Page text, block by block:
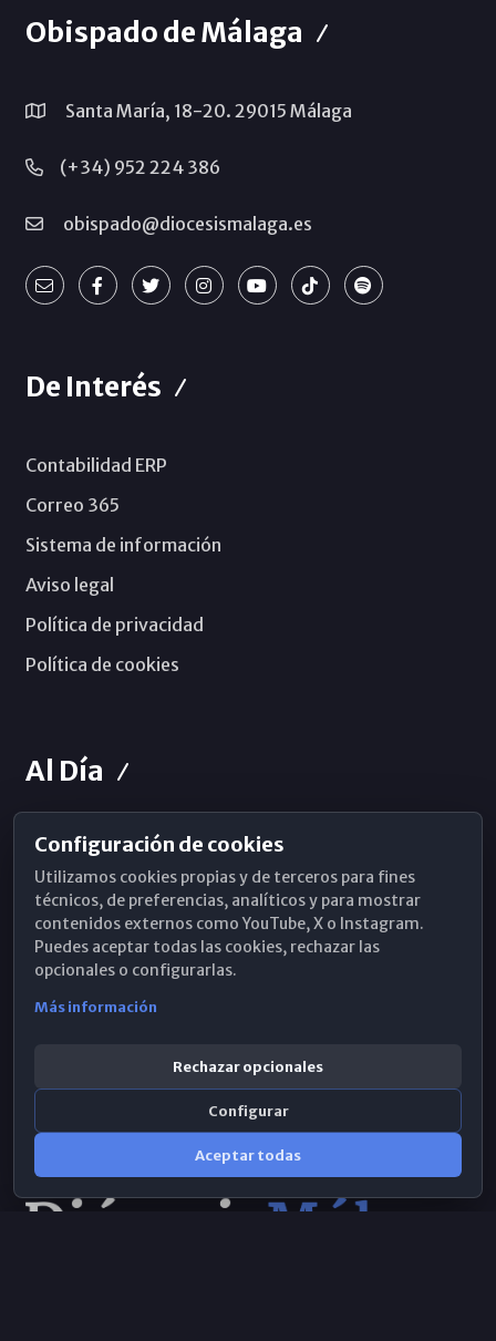
Obispado de Málaga
Santa María, 18-20. 29015 Málaga
(+34) 952 224 386
obispado@diocesismalaga.es
De Interés
Contabilidad ERP
Correo 365
Sistema de información
Aviso legal
Política de privacidad
Política de cookies
Al Día
Horarios de Misa
Hemeroteca
WhatsApp
Configuración de cookies
Utilizamos cookies propias y de terceros para fines
técnicos, de preferencias, analíticos y para mostrar
contenidos externos como YouTube, X o Instagram.
Puedes aceptar todas las cookies, rechazar las
opcionales o configurarlas.
Más información
Rechazar opcionales
Configurar
Aceptar todas